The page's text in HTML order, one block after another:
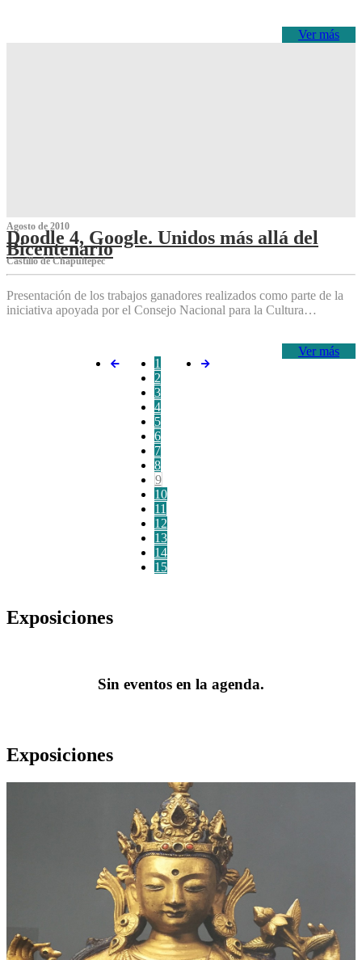
Ver más
Agosto de 2010
Doodle 4, Google. Unidos más allá del
Bicentenario
Castillo de Chapultepec
Presentación de los trabajos ganadores realizados como parte de la
iniciativa apoyada por el Consejo Nacional para la Cultura…
Ver más
1
2
3
4
5
6
7
8
9
10
11
12
13
14
15
Exposiciones
Sin eventos en la agenda.
Exposiciones